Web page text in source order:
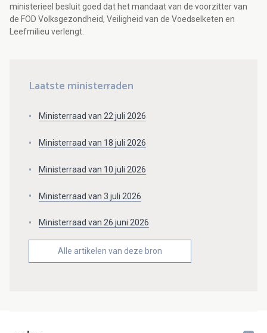
ministerieel besluit goed dat het mandaat van de voorzitter van
de FOD Volksgezondheid, Veiligheid van de Voedselketen en
Leefmilieu verlengt.
Laatste ministerraden
Ministerraad van 22 juli 2026
Ministerraad van 18 juli 2026
Ministerraad van 10 juli 2026
Ministerraad van 3 juli 2026
Ministerraad van 26 juni 2026
Alle artikelen van deze bron